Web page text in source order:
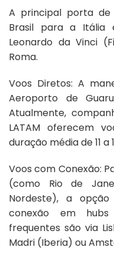
A principal porta
Brasil para a Itália
Leonardo da Vinci
Roma.
Voos Diretos: A
Aeroporto de
Atualmente,
LATAM oferecem
duração média de 11 a
Voos com Conexão:
(como Rio de
Nordeste), a
conexão em
frequentes são via
Madri (Iberia) ou